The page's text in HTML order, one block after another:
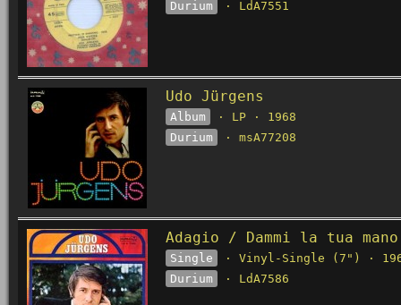
Durium
· LdA7551
Udo Jürgens
Album
· LP · 1968
Durium
· msA77208
Adagio / Dammi la tua mano
Single
· Vinyl-Single (7") ·
Durium
· LdA7586